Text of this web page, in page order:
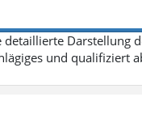
detaillierte Darstellung
und qualifiziert